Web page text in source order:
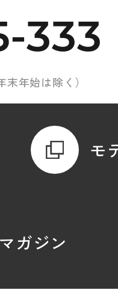
333
年始は除く）
モ
ガジン